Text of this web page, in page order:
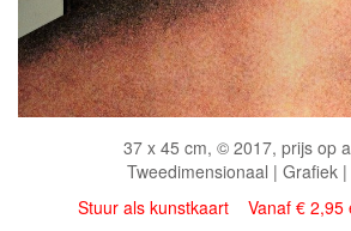
37 x 45 cm, © 2017, prijs op
Tweedimensionaal | Grafiek
Stuur als kunstkaart Vanaf € 2,95